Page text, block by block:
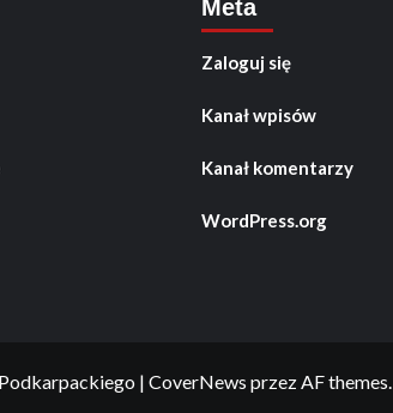
Meta
Zaloguj się
Kanał wpisów
Kanał komentarzy
WordPress.org
| CoverNews przez AF themes.